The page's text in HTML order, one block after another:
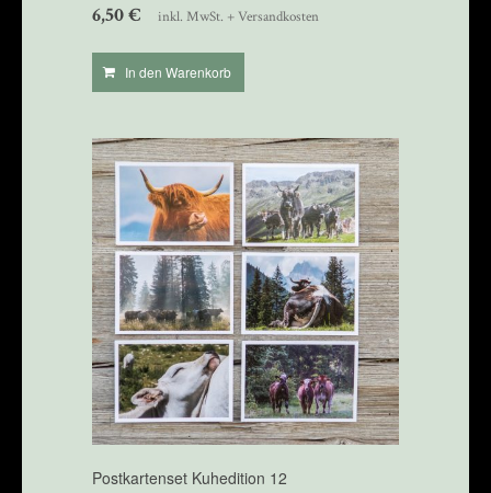
6,50€ inkl. MwSt. + Versandkosten
In den Warenkorb
Postkartenset Kuhedition 12